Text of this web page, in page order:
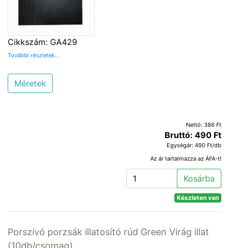
Cikkszám: GA429
További részletek...
Méretek
Nettó: 386 Ft
Bruttó: 490 Ft
Egységár: 490 Ft/db
Az ár tartalmazza az ÁFA-t!
Kosárba
Készleten van
Porszívó porzsák illatosító rúd Green Virág illat
(10db/csomag)